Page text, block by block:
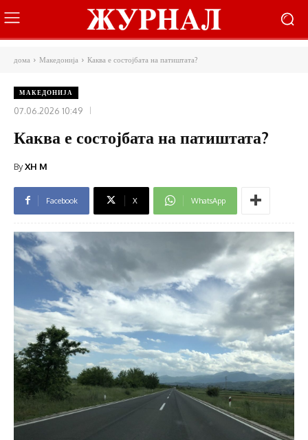
дома Македонија Каква е состојбата на патиштата?
МАКЕДОНИЈА
07.06.2026 10:49
Каква е состојбата на патиштата?
ByXH M
Facebook X WhatsApp